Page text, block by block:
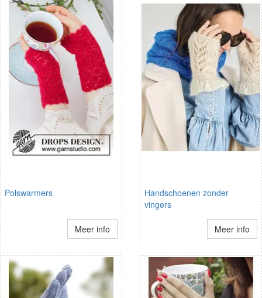
Polswarmers
Meer info
Handschoenen zonder
vingers
Meer info